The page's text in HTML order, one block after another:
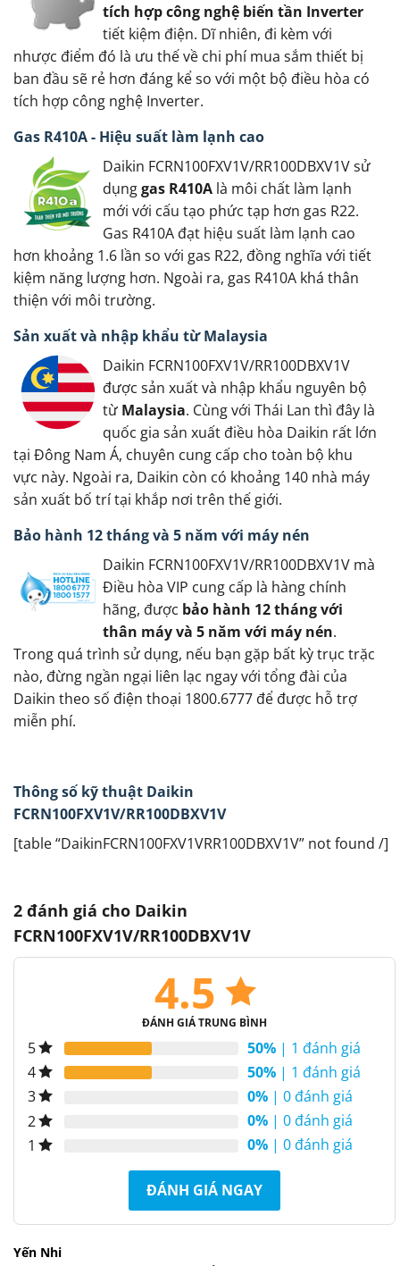
tích hợp công nghệ biến tần Inverter
tiết kiệm điện. Dĩ nhiên, đi kèm với
nhược điểm đó là ưu thế về chi phí mua sắm thiết bị
ban đầu sẽ rẻ hơn đáng kể so với một bộ điều hòa có
tích hợp công nghệ Inverter.
Gas R410A - Hiệu suất làm lạnh cao
Daikin FCRN100FXV1V/RR100DBXV1V sử
dụnggas R410A là môi chất làm lạnh
mới với cấu tạo phức tạp hơn gas R22.
Gas R410A đạt hiệu suất làm lạnh cao
hơn khoảng 1.6 lần so với gas R22, đồng nghĩa với tiết
kiệm năng lượng hơn. Ngoài ra, gas R410A khá thân
thiện với môi trường.
Sản xuất và nhập khẩu từ Malaysia
Daikin FCRN100FXV1V/RR100DBXV1V
được sản xuất và nhập khẩu nguyên bộ
từ Malaysia. Cùng với Thái Lan thì đây là
quốc gia sản xuất điều hòa Daikin rất lớn
tại Đông Nam Á, chuyên cung cấp cho toàn bộ khu
vực này. Ngoài ra, Daikin còn có khoảng 140 nhà máy
sản xuất bố trí tại khắp nơi trên thế giới.
Bảo hành 12 tháng và 5 năm với máy nén
Daikin FCRN100FXV1V/RR100DBXV1V mà
Điều hòa VIP cung cấp là hàng chính
hãng, được bảo hành 12 tháng với
thân máy và 5 năm với máy nén.
Trong quá trình sử dụng, nếu bạn gặp bất kỳ trục trặc
nào, đừng ngần ngại liên lạc ngay với tổng đài của
Daikin theo số điện thoại 1800.6777 để được hỗ trợ
miễn phí.
Thông số kỹ thuật Daikin
FCRN100FXV1V/RR100DBXV1V
[table “DaikinFCRN100FXV1VRR100DBXV1V” not found /]
2 đánh giá cho Daikin
FCRN100FXV1V/RR100DBXV1V
4.5
ĐÁNH GIÁ TRUNG BÌNH
5 50% | 1 đánh giá
4
50% | 1 đánh giá
3
0% | 0 đánh giá
2
0% | 0 đánh giá
1
0% | 0 đánh giá
ĐÁNH GIÁ NGAY
Yến Nhi